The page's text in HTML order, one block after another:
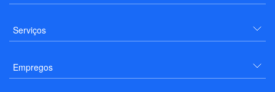
Serviços
Empregos